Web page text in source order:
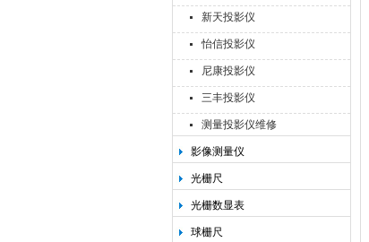
新天投影仪
怡信投影仪
尼康投影仪
三丰投影仪
测量投影仪维修
影像测量仪
光栅尺
光栅数显表
球栅尺